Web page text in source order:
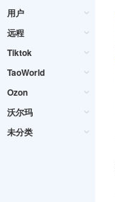
用户
远程
Tiktok
TaoWorld
Ozon
沃尔玛
未分类